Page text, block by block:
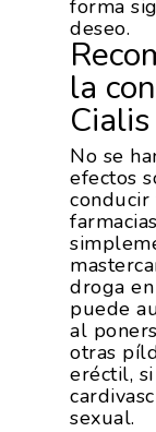
forma
deseo.
la
Cialis
No se
efectos
conducir
droga
puede
al
otras
eréctil,
sexual.